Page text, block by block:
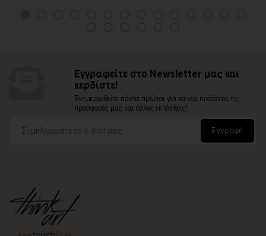
Εγγραφείτε στο Newsletter μας και
κερδίστε!
Ενημερωθείτε πάντα πρώτοι για τα νέα προϊόντα, τις
προσφορές μας και άλλες εκπλήξεις!
Εγγραφή